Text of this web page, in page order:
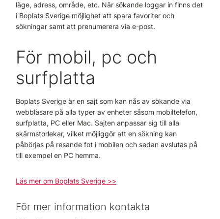
läge, adress, område, etc. När sökande loggar in finns det
i Boplats Sverige möjlighet att spara favoriter och
sökningar samt att prenumerera via e-post.
För mobil, pc och
surfplatta
Boplats Sverige är en sajt som kan nås av sökande via
webbläsare på alla typer av enheter såsom mobiltelefon,
surfplatta, PC eller Mac. Sajten anpassar sig till alla
skärmstorlekar, vilket möjliggör att en sökning kan
påbörjas på resande fot i mobilen och sedan avslutas på
till exempel en PC hemma.
Läs mer om Boplats Sverige >>
För mer information kontakta